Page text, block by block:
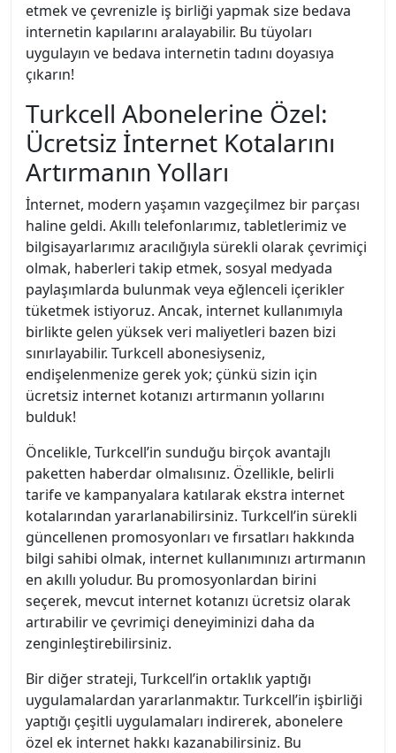
etmek ve çevrenizle iş birliği yapmak size bedava
internetin kapılarını aralayabilir. Bu tüyoları
uygulayın ve bedava internetin tadını doyasıya
çıkarın!
Turkcell Abonelerine Özel:
Ücretsiz İnternet Kotalarını
Artırmanın Yolları
İnternet, modern yaşamın vazgeçilmez bir parçası
haline geldi. Akıllı telefonlarımız, tabletlerimiz ve
bilgisayarlarımız aracılığıyla sürekli olarak çevrimiçi
olmak, haberleri takip etmek, sosyal medyada
paylaşımlarda bulunmak veya eğlenceli içerikler
tüketmek istiyoruz. Ancak, internet kullanımıyla
birlikte gelen yüksek veri maliyetleri bazen bizi
sınırlayabilir. Turkcell abonesiyseniz,
endişelenmenize gerek yok; çünkü sizin için
ücretsiz internet kotanızı artırmanın yollarını
bulduk!
Öncelikle, Turkcell’in sunduğu birçok avantajlı
paketten haberdar olmalısınız. Özellikle, belirli
tarife ve kampanyalara katılarak ekstra internet
kotalarından yararlanabilirsiniz. Turkcell’in sürekli
güncellenen promosyonları ve fırsatları hakkında
bilgi sahibi olmak, internet kullanımınızı artırmanın
en akıllı yoludur. Bu promosyonlardan birini
seçerek, mevcut internet kotanızı ücretsiz olarak
artırabilir ve çevrimiçi deneyiminizi daha da
zenginleştirebilirsiniz.
Bir diğer strateji, Turkcell’in ortaklık yaptığı
uygulamalardan yararlanmaktır. Turkcell’in işbirliği
yaptığı çeşitli uygulamaları indirerek, abonelere
özel ek internet hakkı kazanabilirsiniz. Bu